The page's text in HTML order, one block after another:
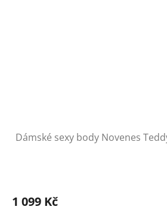
Dámské sexy body Novenes
1 099 Kč